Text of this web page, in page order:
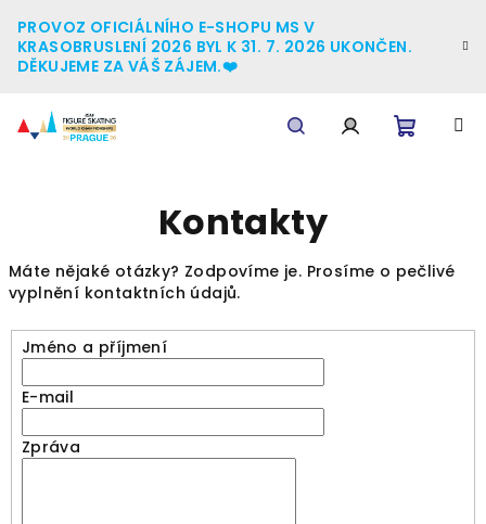
na
obsah
PROVOZ OFICIÁLNÍHO E-SHOPU MS V
KRASOBRUSLENÍ 2026 BYL K 31. 7. 2026 UKONČEN.
DĚKUJEME ZA VÁŠ ZÁJEM.❤️
Kontakty
Máte nějaké otázky? Zodpovíme je. Prosíme o pečlivé
vyplnění kontaktních údajů.
Jméno a příjmení
E-mail
Zpráva